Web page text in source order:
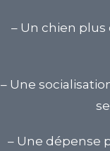
– Un chien plus
– Une
– Une dépense